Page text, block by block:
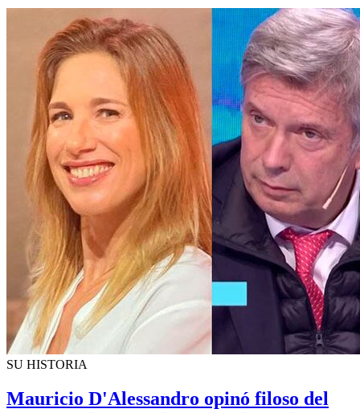
SU HISTORIA
Mauricio D'Alessandro opinó filoso del